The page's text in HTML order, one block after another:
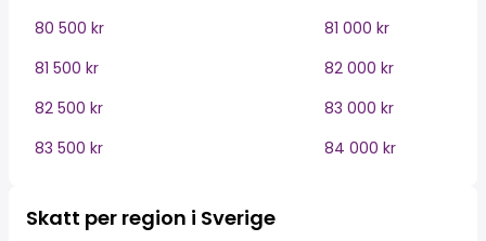
80 500 kr
81 000 kr
81 500 kr
82 000 kr
82 500 kr
83 000 kr
83 500 kr
84 000 kr
Skatt per region i Sverige